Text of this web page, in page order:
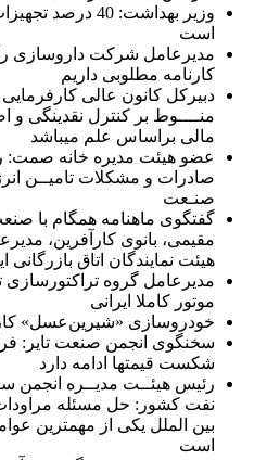
وزیر بهداشت: 40
است
مدیرعامل شرکت داروسازی
کارنامه مطلوبی داریم
دبیرکل کانون عالی کارفرمایی
منــــوط بر کنترل نقدینگی و
مالی براساس علم میباشد
عضو هیئت مدیره خانه صمت:
صادرات و مشکلات تامیــن
صنـعت
گفتگوی ماهنامه همگام با
مقیمی، بانوی کارآفرین،
هیئت نمایندگان اتاق بازرگانی
موتور کاملا ایرانی
خودروسازی «شیرین‌عسل» کار
سخنگوی انجمن صنعت تایر:
شکست قیمتها ادامه دارد
رئیس هیئــت مدیــره انجمن
نفت کشور: حل مسئله
بین الملل یکی از مهمترین
است